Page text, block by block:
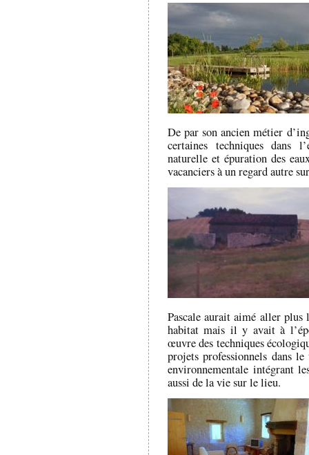
De par son ancien métier
certaines techniques dans
naturelle et épuration des
vacanciers à un regard autre
Pascale aurait aimé aller plus
habitat mais il y avait à
œuvre des techniques
projets professionnels dans
environnementale intégrant
aussi de la vie sur le lieu.